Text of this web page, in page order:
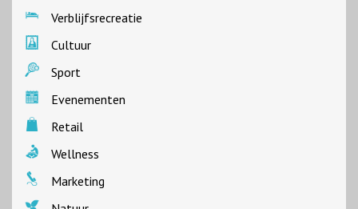
Verblijfsrecreatie
Cultuur
Sport
Evenementen
Retail
Wellness
Marketing